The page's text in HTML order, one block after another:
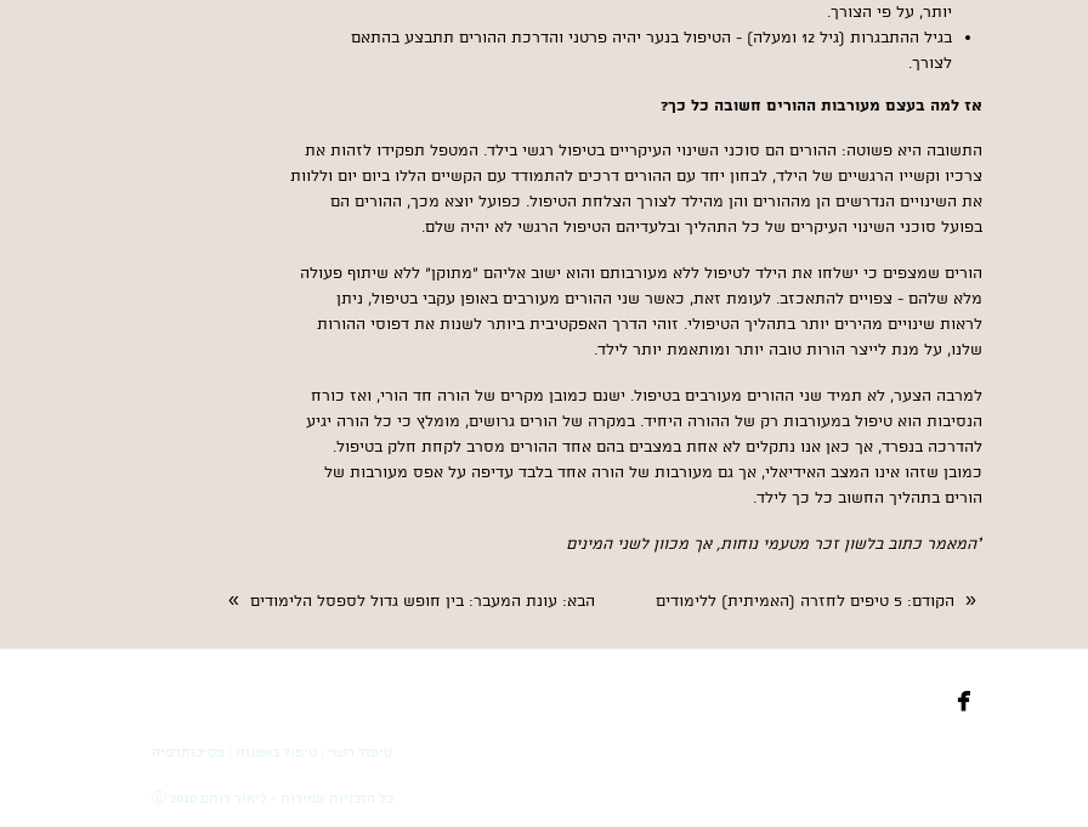
יותר, על פי הצורך.
בגיל ההתבגרות (גיל 12 ומעלה) - הטיפול בנער יהיה פרטני והדרכת ההורים תתבצע בהתאם
לצורך.
אז למה בעצם מעורבות ההורים חשובה כל כך?
התשובה היא פשוטה: ההורים הם סוכני השינוי העיקריים בטיפול רגשי בילד. המטפל תפקידו לזהות את
צרכיו וקשייו הרגשיים של הילד, לבחון יחד עם ההורים דרכים להתמודד עם הקשיים הללו ביום יום וללוות
את השינויים הנדרשים הן מההורים והן מהילד לצורך הצלחת הטיפול. כפועל יוצא מכך, ההורים הם
בפועל סוכני השינוי העיקרים של כל התהליך ובלעדיהם הטיפול הרגשי לא יהיה שלם.
הורים שמצפים כי ישלחו את הילד לטיפול ללא מעורבותם והוא ישוב אליהם "מתוקן" ללא שיתוף פעולה
מלא שלהם - צפויים להתאכזב. לעומת זאת, כאשר שני ההורים מעורבים באופן עקבי בטיפול, ניתן
לראות שינויים מהירים יותר בתהליך הטיפולי. זוהי הדרך האפקטיבית ביותר לשנות את דפוסי ההורות
שלנו, על מנת לייצר הורות טובה יותר ומותאמת יותר לילד.
למרבה הצער, לא תמיד שני ההורים מעורבים בטיפול. ישנם כמובן מקרים של הורה חד הורי, ואז כורח
הנסיבות הוא טיפול במעורבות רק של ההורה היחיד. במקרה של הורים גרושים, מומלץ כי כל הורה יגיע
להדרכה בנפרד, אך כאן אנו נתקלים לא אחת במצבים בהם אחד ההורים מסרב לקחת חלק בטיפול.
כמובן שזהו אינו המצב האידיאלי, אך גם מעורבות של הורה אחד בלבד עדיפה על אפס מעורבות של
הורים בתהליך החשוב כל כך לילד.
*המאמר כתוב בלשון זכר מטעמי נוחות, אך מכוון לשני המינים
« הקודם: 5 טיפים לחזרה (האמיתית) ללימודים הבא: עונת המעבר: בין חופש גדול לספסל הלימודים »

טיפול רגשי | טיפול באמנות | פסיכותרפיה
כל הזכויות שמורות - לימור רותם 2020 Ⓒ